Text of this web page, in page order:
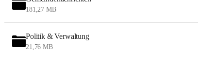
181,27 MB
Politik & Verwaltung
21,76 MB